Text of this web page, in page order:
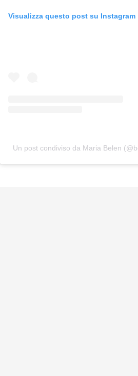
Visualizza questo post su Instagram
Un post condiviso da Maria Belen